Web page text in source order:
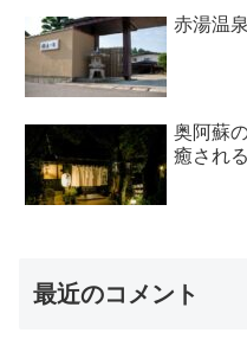
赤湯温
奥阿蘇
癒され
最近のコメント